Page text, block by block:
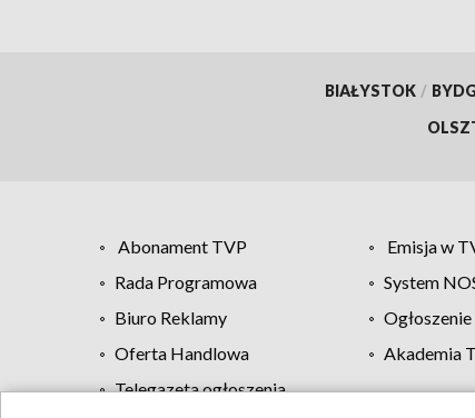
BIAŁYSTOK /
Abonament TVP Emisja w
Rada Programowa
System
Biuro Reklamy
Oferta Handlowa
Akademia
Telegazeta ogłoszenia